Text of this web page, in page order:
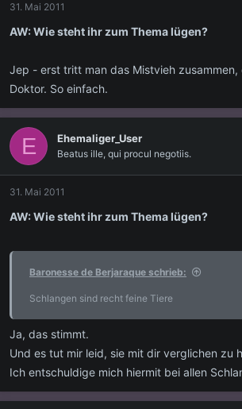
31. Mai 2011
AW: Wie steht ihr zum Thema lügen?
Jep - erst tritt man das Mistvieh zusammen,
Doktor. So einfach.
E Ehemaliger_User
Beatus ille, qui procul negotiis.
31. Mai 2011
AW: Wie steht ihr zum Thema lügen?
Baronesse de Berjaraque schrieb:
Schlangen sind recht feine Tiere
Ja, das stimmt.
Und es tut mir leid, sie mit dir verglichen zu
Ich entschuldige mich hiermit bei allen